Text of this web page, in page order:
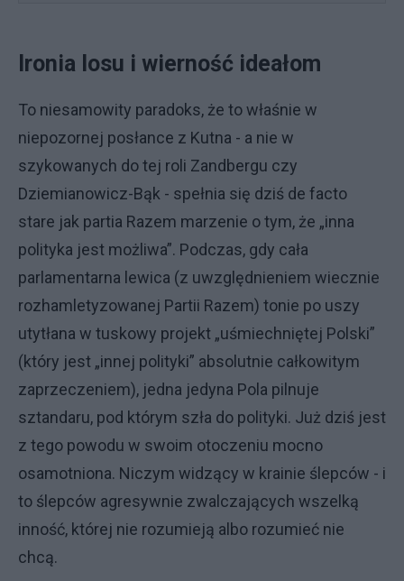
Ironia losu i wierność ideałom
To niesamowity paradoks, że to właśnie w
niepozornej posłance z Kutna - a nie w
szykowanych do tej roli Zandbergu czy
Dziemianowicz-Bąk - spełnia się dziś de facto
stare jak partia Razem marzenie o tym, że „inna
polityka jest możliwa”. Podczas, gdy cała
parlamentarna lewica (z uwzględnieniem wiecznie
rozhamletyzowanej Partii Razem) tonie po uszy
utytłana w tuskowy projekt „uśmiechniętej Polski”
(który jest „innej polityki” absolutnie całkowitym
zaprzeczeniem), jedna jedyna Pola pilnuje
sztandaru, pod którym szła do polityki. Już dziś jest
z tego powodu w swoim otoczeniu mocno
osamotniona. Niczym widzący w krainie ślepców - i
to ślepców agresywnie zwalczających wszelką
inność, której nie rozumieją albo rozumieć nie
chcą.